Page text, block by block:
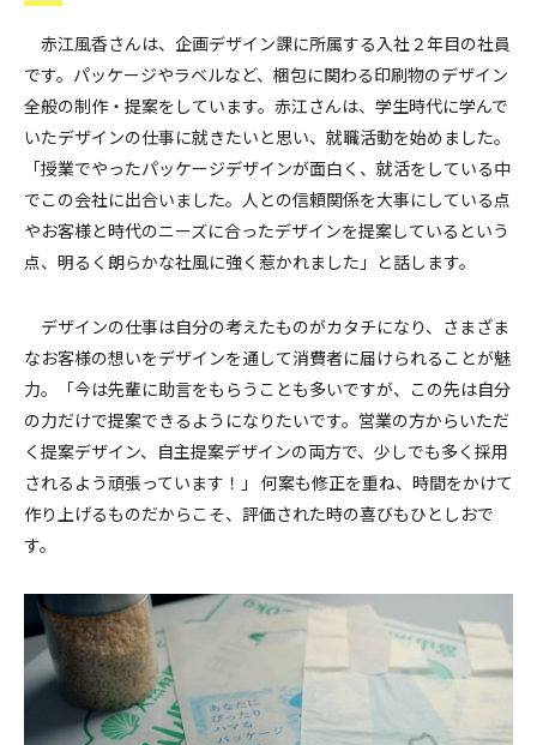
赤江風香さんは、企画デザイン課に所属する入社２年目の社員
です。パッケージやラベルなど、梱包に関わる印刷物のデザイン
全般の制作・提案をしています。赤江さんは、学生時代に学んで
いたデザインの仕事に就きたいと思い、就職活動を始めました。
「授業でやったパッケージデザインが面白く、就活をしている中
でこの会社に出合いました。人との信頼関係を大事にしている点
やお客様と時代のニーズに合ったデザインを提案しているという
点、明るく朗らかな社風に強く惹かれました」と話します。
デザインの仕事は自分の考えたものがカタチになり、さまざま
なお客様の想いをデザインを通して消費者に届けられることが魅
力。「今は先輩に助言をもらうことも多いですが、この先は自分
の力だけで提案できるようになりたいです。営業の方からいただ
く提案デザイン、自主提案デザインの両方で、少しでも多く採用
されるよう頑張っています！」 何案も修正を重ね、時間をかけて
作り上げるものだからこそ、評価された時の喜びもひとしおで
す。